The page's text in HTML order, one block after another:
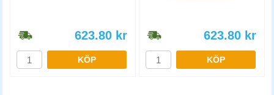
623.80 kr
KÖP
623.80 kr
KÖP